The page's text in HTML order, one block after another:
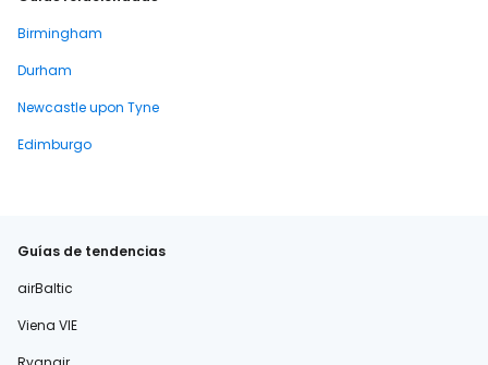
Birmingham
Durham
Newcastle upon Tyne
Edimburgo
Guías de tendencias
airBaltic
Viena VIE